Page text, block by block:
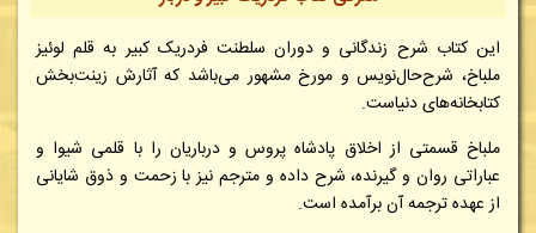
این کتاب شرح زندگانی و دوران سلطنت فردریک کبیر به قلم لوئیز
ملباخ، شرح‌حال‌نویس و مورخ مشهور می‌باشد که آثارش زینت‌بخش
کتابخانه‌های دنیاست.
ملباخ قسمتی از اخلاق پادشاه پروس و درباریان را با قلمی شیوا و
عباراتی روان و گیرنده، شرح داده و مترجم نیز با زحمت و ذوق شایانی
از عهده ترجمه آن برآمده است.